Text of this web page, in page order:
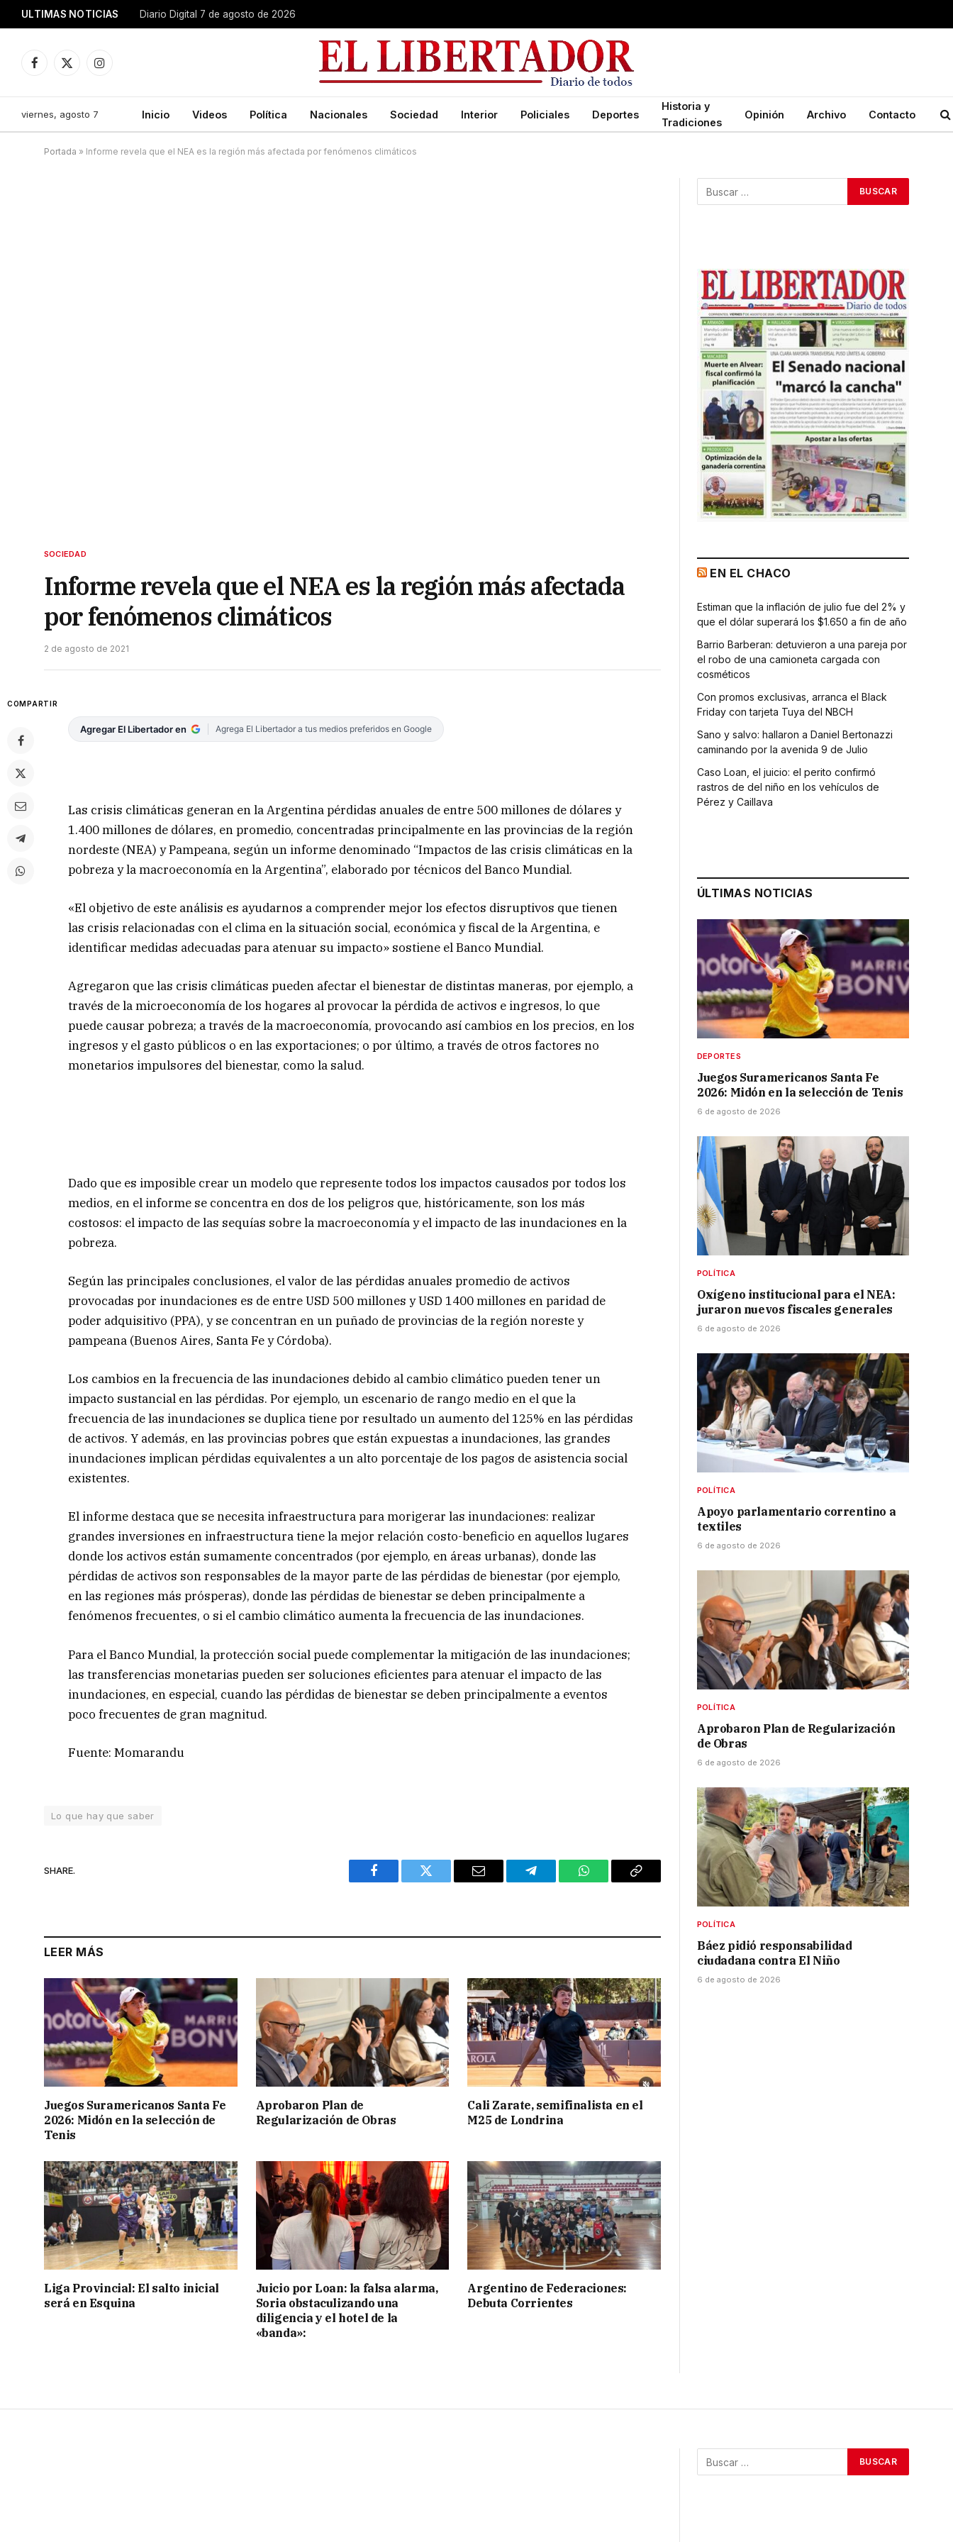
ULTIMAS NOTICIAS Diario Digital 7 de agosto de 2026
Facebook
X
Instagram
viernes, agosto 7 Inicio Videos Política Nacionales Sociedad Interior Policiales Deportes
Historia y
Tradiciones
Opinión Archivo Contacto
Portada » Informe revela que el NEA es la región más afectada por fenómenos climáticos
SOCIEDAD
Informe revela que el NEA es la región más afectada
por fenómenos climáticos
2 de agosto de 2021
COMPARTIR
Agregar El Libertador en Agrega El Libertador a tus medios preferidos en Google
Las crisis climáticas generan en la Argentina pérdidas anuales de entre 500 millones de dólares y
1.400 millones de dólares, en promedio, concentradas principalmente en las provincias de la región
nordeste (NEA) y Pampeana, según un informe denominado “Impactos de las crisis climáticas en la
pobreza y la macroeconomía en la Argentina”, elaborado por técnicos del Banco Mundial.
«El objetivo de este análisis es ayudarnos a comprender mejor los efectos disruptivos que tienen
las crisis relacionadas con el clima en la situación social, económica y fiscal de la Argentina, e
identificar medidas adecuadas para atenuar su impacto» sostiene el Banco Mundial.
Agregaron que las crisis climáticas pueden afectar el bienestar de distintas maneras, por ejemplo, a
través de la microeconomía de los hogares al provocar la pérdida de activos e ingresos, lo que
puede causar pobreza; a través de la macroeconomía, provocando así cambios en los precios, en los
ingresos y el gasto públicos o en las exportaciones; o por último, a través de otros factores no
monetarios impulsores del bienestar, como la salud.
Dado que es imposible crear un modelo que represente todos los impactos causados por todos los
medios, en el informe se concentra en dos de los peligros que, históricamente, son los más
costosos: el impacto de las sequías sobre la macroeconomía y el impacto de las inundaciones en la
pobreza.
Según las principales conclusiones, el valor de las pérdidas anuales promedio de activos
provocadas por inundaciones es de entre USD 500 millones y USD 1400 millones en paridad de
poder adquisitivo (PPA), y se concentran en un puñado de provincias de la región noreste y
pampeana (Buenos Aires, Santa Fe y Córdoba).
Los cambios en la frecuencia de las inundaciones debido al cambio climático pueden tener un
impacto sustancial en las pérdidas. Por ejemplo, un escenario de rango medio en el que la
frecuencia de las inundaciones se duplica tiene por resultado un aumento del 125% en las pérdidas
de activos. Y además, en las provincias pobres que están expuestas a inundaciones, las grandes
inundaciones implican pérdidas equivalentes a un alto porcentaje de los pagos de asistencia social
existentes.
El informe destaca que se necesita infraestructura para morigerar las inundaciones: realizar
grandes inversiones en infraestructura tiene la mejor relación costo-beneficio en aquellos lugares
donde los activos están sumamente concentrados (por ejemplo, en áreas urbanas), donde las
pérdidas de activos son responsables de la mayor parte de las pérdidas de bienestar (por ejemplo,
en las regiones más prósperas), donde las pérdidas de bienestar se deben principalmente a
fenómenos frecuentes, o si el cambio climático aumenta la frecuencia de las inundaciones.
Para el Banco Mundial, la protección social puede complementar la mitigación de las inundaciones;
las transferencias monetarias pueden ser soluciones eficientes para atenuar el impacto de las
inundaciones, en especial, cuando las pérdidas de bienestar se deben principalmente a eventos
poco frecuentes de gran magnitud.
Fuente: Momarandu
Lo que hay que saber
SHARE.
Facebook Twitter Email Telegram WhatsAppCopy
LEER MÁS
Juegos Suramericanos Santa Fe
2026: Midón en la selección de
Tenis
Aprobaron Plan de
Regularización de Obras
Cali Zarate, semifinalista en el
M25 de Londrina
Liga Provincial: El salto inicial
será en Esquina
Juicio por Loan: la falsa alarma,
Soria obstaculizando una
diligencia y el hotel de la
«banda»:
Argentino de Federaciones:
Debuta Corrientes
EN EL CHACO
Estiman que la inflación de julio fue del 2% y
que el dólar superará los $1.650 a fin de año
Barrio Barberan: detuvieron a una pareja por
el robo de una camioneta cargada con
cosméticos
Con promos exclusivas, arranca el Black
Friday con tarjeta Tuya del NBCH
Sano y salvo: hallaron a Daniel Bertonazzi
caminando por la avenida 9 de Julio
Caso Loan, el juicio: el perito confirmó
rastros de del niño en los vehículos de
Pérez y Caillava
ÚLTIMAS NOTICIAS
DEPORTES
Juegos Suramericanos Santa Fe
2026: Midón en la selección de Tenis
6 de agosto de 2026
POLÍTICA
Oxígeno institucional para el NEA:
juraron nuevos fiscales generales
6 de agosto de 2026
POLÍTICA
Apoyo parlamentario correntino a
textiles
6 de agosto de 2026
POLÍTICA
Aprobaron Plan de Regularización
de Obras
6 de agosto de 2026
POLÍTICA
Báez pidió responsabilidad
ciudadana contra El Niño
6 de agosto de 2026